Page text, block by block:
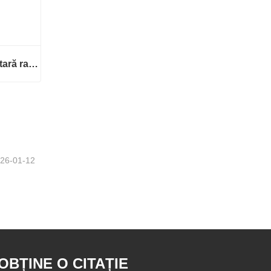
Cuptor de sinterizare dentară rapid/lent glorios
01-12
O CITAȚIE